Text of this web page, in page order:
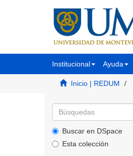
Institucional Ayuda
Inicio | REDUM
Buscar en DSpace
Esta colección